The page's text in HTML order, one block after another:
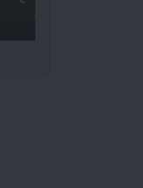
कार्य...